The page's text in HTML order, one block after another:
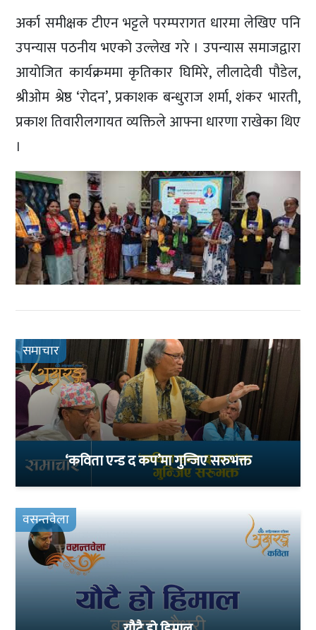
अर्का समीक्षक टीएन भट्टले परम्परागत धारमा लेखिए पनि
उपन्यास पठनीय भएको उल्लेख गरे । उपन्यास समाजद्वारा
आयोजित कार्यक्रममा कृतिकार घिमिरे, लीलादेवी पौडेल,
श्रीओम श्रेष्ठ ‘रोदन’, प्रकाशक बन्धुराज शर्मा, शंकर भारती,
प्रकाश तिवारीलगायत व्यक्तिले आफ्ना धारणा राखेका थिए
।
समाचार
‘कविता एन्ड द कप’मा गुन्जिए सरुभक्त
वसन्तवेला